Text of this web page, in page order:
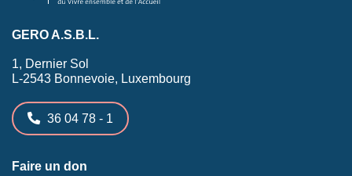
GERO A.S.B.L.
1, Dernier Sol
L-2543 Bonnevoie, Luxembourg
36 04 78 - 1
Faire un don